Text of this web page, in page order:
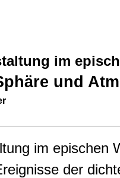
im
und
im epischen
der